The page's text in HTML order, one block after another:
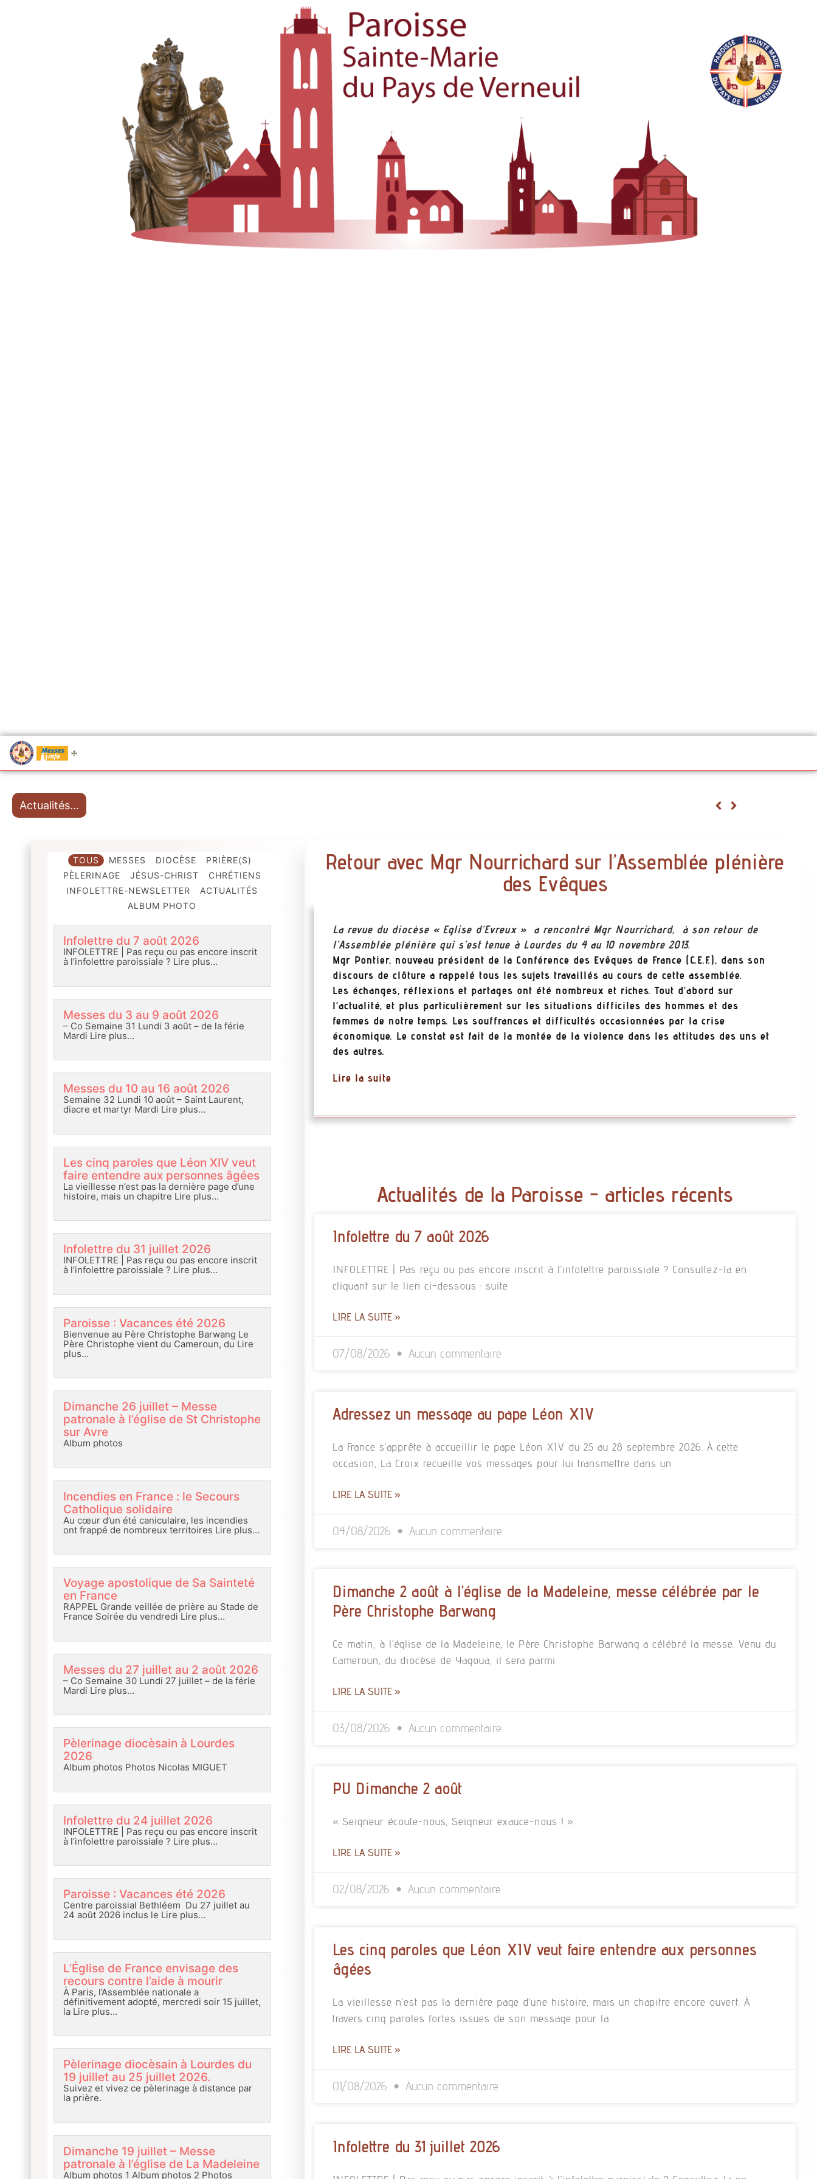
Messes
Actualités…
TOUS MESSES DIOCÈSE
PRIÈRE(S)
PÈLERINAGE
JÉSUS-CHRIST
CHRÉTIENS
INFOLETTRE-NEWSLETTER
ACTUALITÉS
ALBUM PHOTO
Infolettre du 7 août 2026
INFOLETTRE | Pas reçu ou pas encore inscrit
à l’infolettre paroissiale ? Lire plus…
Messes du 3 au 9 août 2026
– Co Semaine 31 Lundi 3 août – de la férie
Mardi Lire plus…
Messes du 10 au 16 août 2026
Semaine 32 Lundi 10 août – Saint Laurent,
diacre et martyr Mardi Lire plus…
Les cinq paroles que Léon XIV veut
faire entendre aux personnes âgées
La vieillesse n’est pas la dernière page d’une
histoire, mais un chapitre Lire plus…
Infolettre du 31 juillet 2026
INFOLETTRE | Pas reçu ou pas encore inscrit
à l’infolettre paroissiale ? Lire plus…
Paroisse : Vacances été 2026
Bienvenue au Père Christophe Barwang Le
Père Christophe vient du Cameroun, du Lire
plus…
Dimanche 26 juillet – Messe
patronale à l’église de St Christophe
sur Avre
Album photos
Incendies en France : le Secours
Catholique solidaire
Au cœur d’un été caniculaire, les incendies
ont frappé de nombreux territoires Lire plus…
Voyage apostolique de Sa Sainteté
en France
RAPPEL Grande veillée de prière au Stade de
France Soirée du vendredi Lire plus…
Messes du 27 juillet au 2 août 2026
– Co Semaine 30 Lundi 27 juillet – de la férie
Mardi Lire plus…
Pèlerinage diocèsain à Lourdes
2026
Album photos Photos Nicolas MIGUET
Infolettre du 24 juillet 2026
INFOLETTRE | Pas reçu ou pas encore inscrit
à l’infolettre paroissiale ? Lire plus…
Paroisse : Vacances été 2026
Centre paroissial Bethléem Du 27 juillet au
24 août 2026 inclus le Lire plus…
L’Église de France envisage des
recours contre l’aide à mourir
À Paris, l’Assemblée nationale a
définitivement adopté, mercredi soir 15 juillet,
la Lire plus…
Pèlerinage diocèsain à Lourdes du
19 juillet au 25 juillet 2026.
Suivez et vivez ce pèlerinage à distance par
la prière.
Dimanche 19 juillet – Messe
patronale à l’église de La Madeleine
Album photos 1 Album photos 2 Photos
Retour avec Mgr Nourrichard sur l’Assemblée plénière
des Evêques
La revue du diocèse « Eglise d’Evreux » a rencontré Mgr Nourrichard, à son retour de
l’Assemblée plénière qui s’est tenue à Lourdes du 4 au 10 novembre 2013.
Mgr Pontier, nouveau président de la Conférence des Evêques de France (C.E.F.), dans son
discours de clôture a rappelé tous les sujets travaillés au cours de cette assemblée.
Les échanges, réflexions et partages ont été nombreux et riches. Tout d’abord sur
l’actualité, et plus particulièrement sur les situations difficiles des hommes et des
femmes de notre temps. Les souffrances et difficultés occasionnées par la crise
économique. Le constat est fait de la montée de la violence dans les attitudes des uns et
des autres.
Lire la suite
Actualités de la Paroisse - articles récents
Infolettre du 7 août 2026
INFOLETTRE | Pas reçu ou pas encore inscrit à l’infolettre paroissiale ? Consultez-la en
cliquant sur le lien ci-dessous : suite
LIRE LA SUITE »
07/08/2026 Aucun commentaire
Adressez un message au pape Léon XIV
La France s’apprête à accueillir le pape Léon XIV du 25 au 28 septembre 2026. À cette
occasion, La Croix recueille vos messages pour lui transmettre dans un
LIRE LA SUITE »
04/08/2026 Aucun commentaire
Dimanche 2 août à l’église de la Madeleine, messe célébrée par le
Père Christophe Barwang
Ce matin, à l’église de la Madeleine, le Père Christophe Barwang a célébré la messe. Venu du
Cameroun, du diocèse de Yagoua, il sera parmi
LIRE LA SUITE »
03/08/2026 Aucun commentaire
PU Dimanche 2 août
« Seigneur écoute-nous, Seigneur exauce-nous ! »
LIRE LA SUITE »
02/08/2026 Aucun commentaire
Les cinq paroles que Léon XIV veut faire entendre aux personnes
âgées
La vieillesse n’est pas la dernière page d’une histoire, mais un chapitre encore ouvert. À
travers cinq paroles fortes issues de son message pour la
LIRE LA SUITE »
01/08/2026 Aucun commentaire
Infolettre du 31 juillet 2026